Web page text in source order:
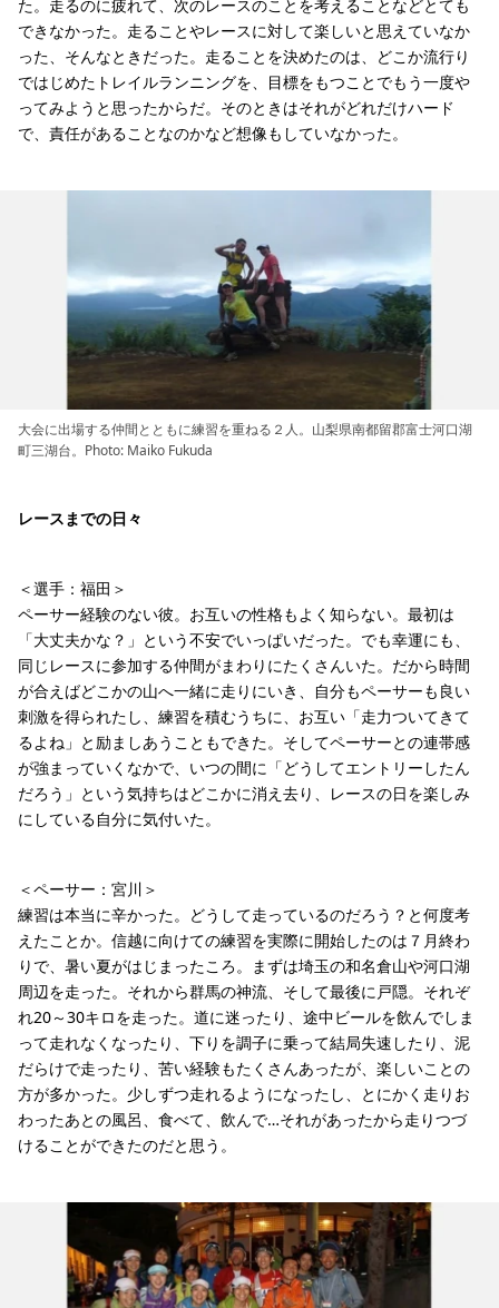
た。走るのに疲れて、次のレースのことを考えることなどとても
できなかった。走ることやレースに対して楽しいと思えていなか
った、そんなときだった。走ることを決めたのは、どこか流行り
ではじめたトレイルランニングを、目標をもつことでもう一度や
ってみようと思ったからだ。そのときはそれがどれだけハード
で、責任があることなのかなど想像もしていなかった。
大会に出場する仲間とともに練習を重ねる２人。山梨県南都留郡富士河口湖
町三湖台。Photo: Maiko Fukuda
レースまでの日々
＜選手：福田＞
ペーサー経験のない彼。お互いの性格もよく知らない。最初は
「大丈夫かな？」という不安でいっぱいだった。でも幸運にも、
同じレースに参加する仲間がまわりにたくさんいた。だから時間
が合えばどこかの山へ一緒に走りにいき、自分もペーサーも良い
刺激を得られたし、練習を積むうちに、お互い「走力ついてきて
るよね」と励ましあうこともできた。そしてペーサーとの連帯感
が強まっていくなかで、いつの間に「どうしてエントリーしたん
だろう」という気持ちはどこかに消え去り、レースの日を楽しみ
にしている自分に気付いた。
＜ペーサー：宮川＞
練習は本当に辛かった。どうして走っているのだろう？と何度考
えたことか。信越に向けての練習を実際に開始したのは７月終わ
りで、暑い夏がはじまったころ。まずは埼玉の和名倉山や河口湖
周辺を走った。それから群馬の神流、そして最後に戸隠。それぞ
れ20～30キロを走った。道に迷ったり、途中ビールを飲んでしま
って走れなくなったり、下りを調子に乗って結局失速したり、泥
だらけで走ったり、苦い経験もたくさんあったが、楽しいことの
方が多かった。少しずつ走れるようになったし、とにかく走りお
わったあとの風呂、食べて、飲んで…それがあったから走りつづ
けることができたのだと思う。